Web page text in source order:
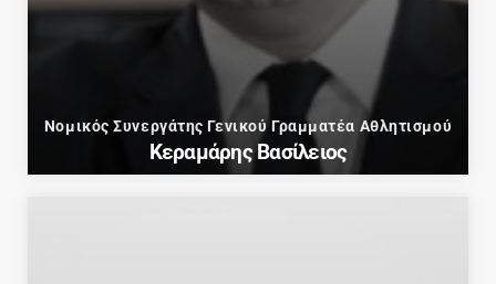
Νομικός Συνεργάτης Γενικού Γραμματέα Αθλητισμού
Κεραμάρης Βασίλειος